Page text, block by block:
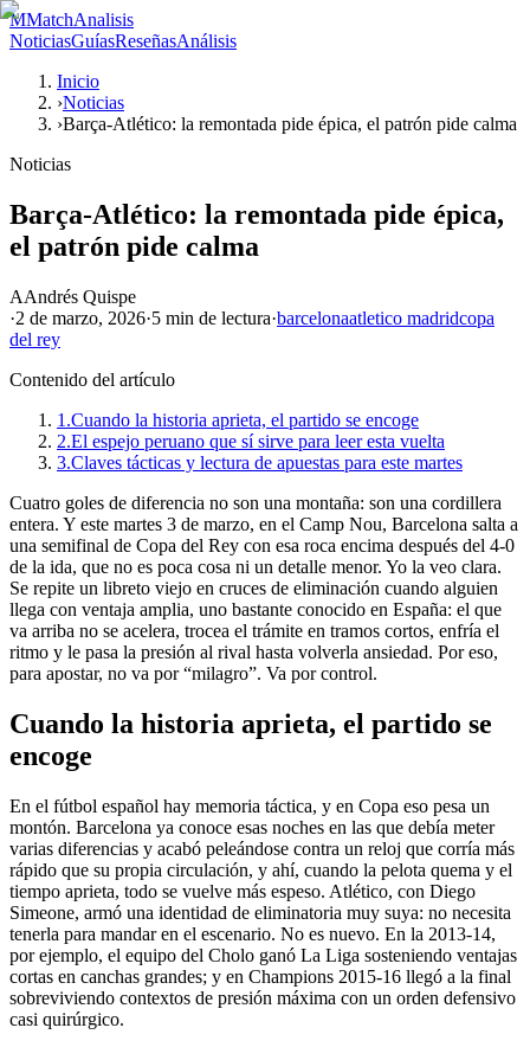
MMatchAnalisis
NoticiasGuíasReseñasAnálisis
Inicio
›Noticias
›Barça-Atlético: la remontada pide épica, el patrón pide calma
Noticias
Barça-Atlético: la remontada pide épica,
el patrón pide calma
AAndrés Quispe
·2 de marzo, 2026·5 min de lectura·barcelonaatletico madridcopa
del rey
Contenido del artículo
1.Cuando la historia aprieta, el partido se encoge
2.El espejo peruano que sí sirve para leer esta vuelta
3.Claves tácticas y lectura de apuestas para este martes
Cuatro goles de diferencia no son una montaña: son una cordillera
entera. Y este martes 3 de marzo, en el Camp Nou, Barcelona salta a
una semifinal de Copa del Rey con esa roca encima después del 4-0
de la ida, que no es poca cosa ni un detalle menor. Yo la veo clara.
Se repite un libreto viejo en cruces de eliminación cuando alguien
llega con ventaja amplia, uno bastante conocido en España: el que
va arriba no se acelera, trocea el trámite en tramos cortos, enfría el
ritmo y le pasa la presión al rival hasta volverla ansiedad. Por eso,
para apostar, no va por “milagro”. Va por control.
Cuando la historia aprieta, el partido se
encoge
En el fútbol español hay memoria táctica, y en Copa eso pesa un
montón. Barcelona ya conoce esas noches en las que debía meter
varias diferencias y acabó peleándose contra un reloj que corría más
rápido que su propia circulación, y ahí, cuando la pelota quema y el
tiempo aprieta, todo se vuelve más espeso. Atlético, con Diego
Simeone, armó una identidad de eliminatoria muy suya: no necesita
tenerla para mandar en el escenario. No es nuevo. En la 2013-14,
por ejemplo, el equipo del Cholo ganó La Liga sosteniendo ventajas
cortas en canchas grandes; y en Champions 2015-16 llegó a la final
sobreviviendo contextos de presión máxima con un orden defensivo
casi quirúrgico.